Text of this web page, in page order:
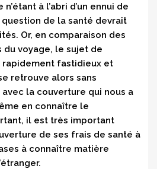
à l’abri d’un ennui de
de la santé devrait
Or, en comparaison des
voyage, le sujet de
rapidement fastidieux et
retrouve alors sans
la couverture qui nous a
en connaître le
il est très important
de ses frais de santé à
à connaître matière